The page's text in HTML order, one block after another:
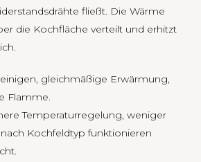
fließt. Die Wärme
die Kochfläche verteilt und erhitzt
gleichmäßige Erwärmung,
Flamme.
Temperaturregelung, weniger
Kochfeldtyp funktionieren